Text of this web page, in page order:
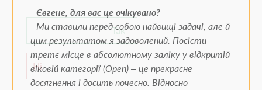
- Євгене, для вас це очікувано?
- Ми ставили перед собою найвищі задачі, але й
цим результатом я задоволений. Посісти
третє місце в абсолютному заліку у відкритій
віковій категорії (Open) – це прекрасне
досягнення і досить почесно. Відносно
Так
Ні